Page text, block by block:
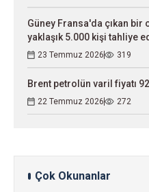
Güney Fransa'da çıkan bir
yaklaşık 5.000 kişi tahliye
23 Temmuz 2026 319
Brent petrolün varil fiyatı
22 Temmuz 2026 272
Çok Okunanlar